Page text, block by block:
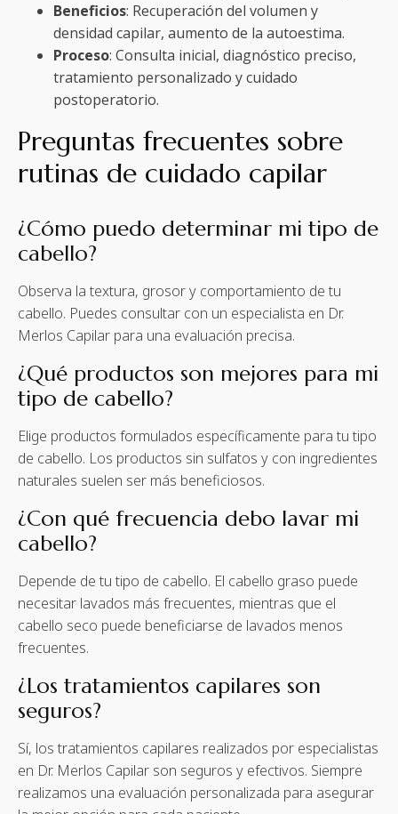
Beneficios: Recuperación del volumen y
densidad capilar, aumento de la autoestima.
Proceso: Consulta inicial, diagnóstico preciso,
tratamiento personalizado y cuidado
postoperatorio.
Preguntas frecuentes sobre
rutinas de cuidado capilar
¿Cómo puedo determinar mi tipo de
cabello?
Observa la textura, grosor y comportamiento de tu
cabello. Puedes consultar con un especialista en Dr.
Merlos Capilar para una evaluación precisa.
¿Qué productos son mejores para mi
tipo de cabello?
Elige productos formulados específicamente para tu tipo
de cabello. Los productos sin sulfatos y con ingredientes
naturales suelen ser más beneficiosos.
¿Con qué frecuencia debo lavar mi
cabello?
Depende de tu tipo de cabello. El cabello graso puede
necesitar lavados más frecuentes, mientras que el
cabello seco puede beneficiarse de lavados menos
frecuentes.
¿Los tratamientos capilares son
seguros?
Sí, los tratamientos capilares realizados por especialistas
en Dr. Merlos Capilar son seguros y efectivos. Siempre
realizamos una evaluación personalizada para asegurar